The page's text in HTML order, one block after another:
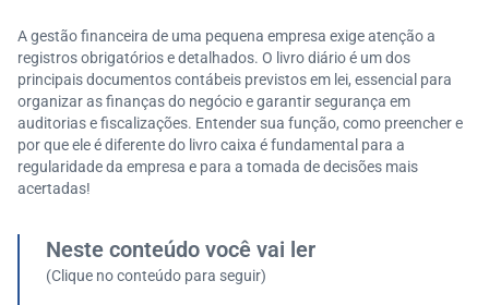
A gestão financeira de uma pequena empresa exige atenção a
registros obrigatórios e detalhados. O livro diário é um dos
principais documentos contábeis previstos em lei, essencial para
organizar as finanças do negócio e garantir segurança em
auditorias e fiscalizações. Entender sua função, como preencher e
por que ele é diferente do livro caixa é fundamental para a
regularidade da empresa e para a tomada de decisões mais
acertadas!
Neste conteúdo você vai ler
(Clique no conteúdo para seguir)